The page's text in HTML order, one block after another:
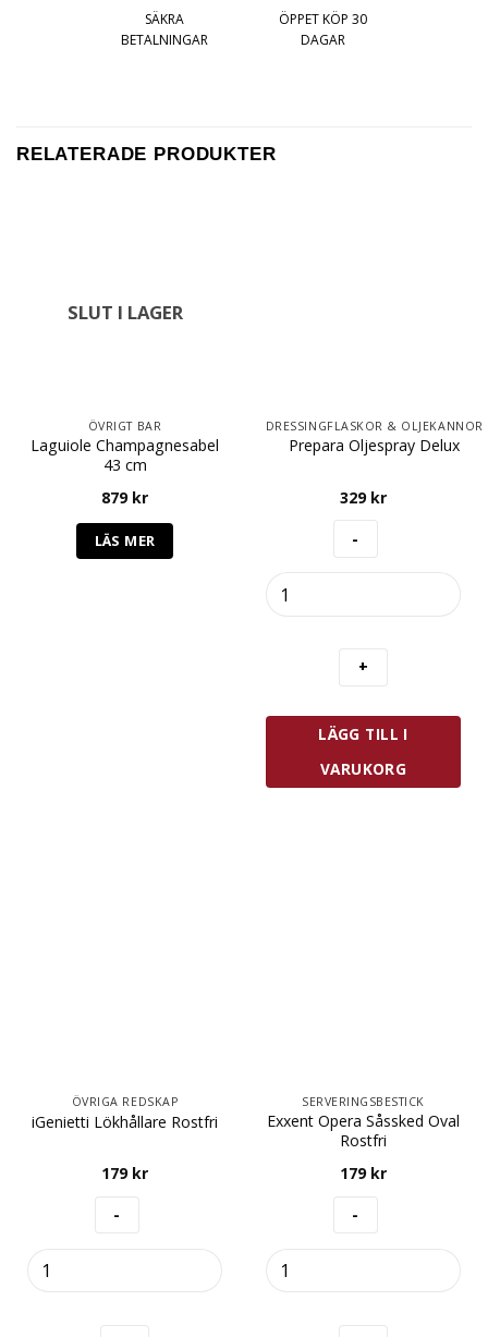
SÄKRA
BETALNINGAR
ÖPPET KÖP 30
DAGAR
RELATERADE PRODUKTER
SLUT I LAGER
ÖVRIGT BAR
Laguiole Champagnesabel
43 cm
879 kr
LÄS MER
DRESSINGFLASKOR & OLJEKANNOR
Prepara Oljespray Delux
329 kr
Oljespray
LÄGG TILL I
VARUKORG
ÖVRIGA REDSKAP
iGenietti Lökhållare Rostfri
179 kr
Lökhållare
SERVERINGSBESTICK
Exxent Opera Såssked Oval
Rostfri
179 kr
Opera